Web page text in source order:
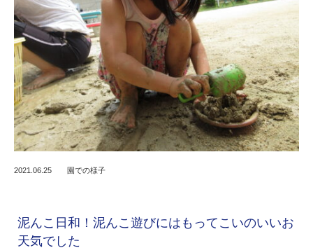
2021.06.25 園での様子
泥んこ日和！泥んこ遊びにはもってこいのいいお
天気でした